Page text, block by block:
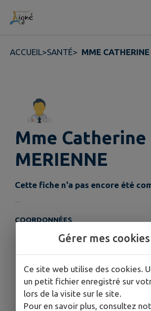
Contenu
ACCUEIL>SANTÉ> MME
Mme Catherine
MERIENNE
Cette fiche n'a pas encore été
COORDONNÉES
02 43 25 64 91Gérer mes cookies
Ce site web utilise des cookies.
un petit fichier enregistré sur
lors de la visite sur le site.
Pour en savoir plus, consultez